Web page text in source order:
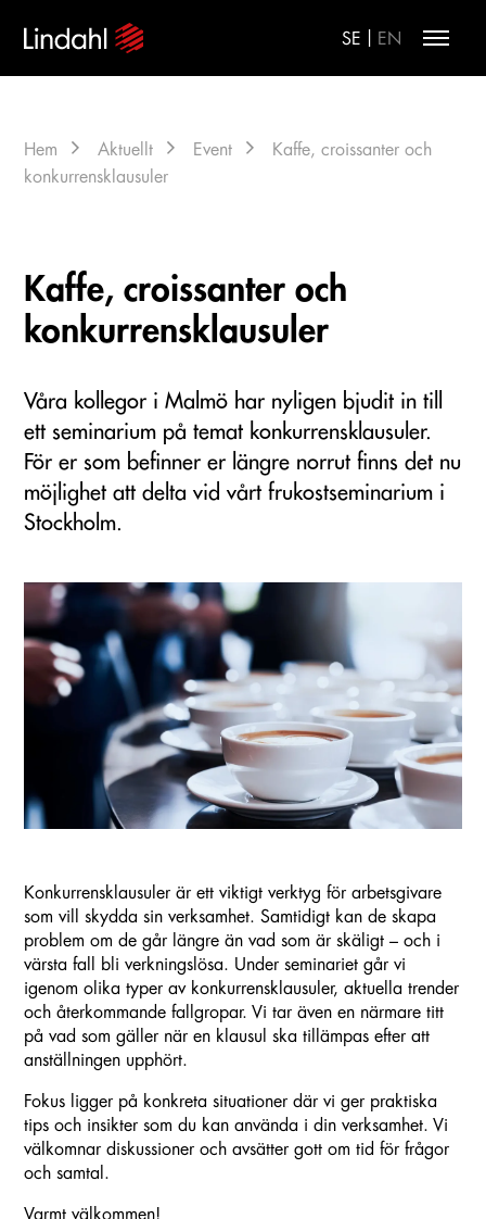
SE EN
Hem Aktuellt Event
Kaffe, croissanter och
konkurrensklausuler
Kaffe, croissanter och
konkurrensklausuler
Våra kollegor i Malmö har nyligen bjudit in till
ett seminarium på temat konkurrensklausuler.
För er som befinner er längre norrut finns det nu
möjlighet att delta vid vårt frukostseminarium i
Stockholm.
Konkurrensklausuler är ett viktigt verktyg för arbetsgivare
som vill skydda sin verksamhet. Samtidigt kan de skapa
problem om de går längre än vad som är skäligt – och i
värsta fall bli verkningslösa. Under seminariet går vi
igenom olika typer av konkurrensklausuler, aktuella trender
och återkommande fallgropar. Vi tar även en närmare titt
på vad som gäller när en klausul ska tillämpas efter att
anställningen upphört.
Fokus ligger på konkreta situationer där vi ger praktiska
tips och insikter som du kan använda i din verksamhet. Vi
välkomnar diskussioner och avsätter gott om tid för frågor
och samtal.
Varmt välkommen!